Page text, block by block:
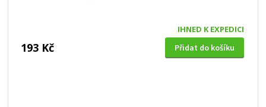
IHNED K EXPEDICI
193 Kč Přidat do košíku